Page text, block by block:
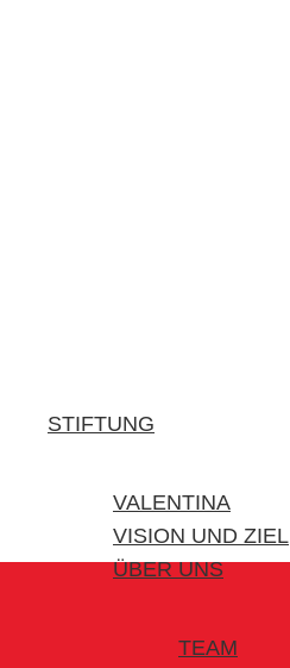
STIFTUNG
VALENTINA
VISION UND ZIEL
ÜBER UNS
TEAM